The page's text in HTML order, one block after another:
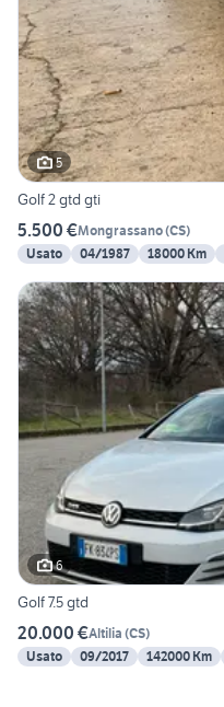
5
Golf 2 gtd gti
5.500 €Mongrassano(CS)
Usato
04/1987 18000 Km
6
Golf 7.5 gtd
20.000 €Altilia (CS)
Usato
09/2017 142000 Km